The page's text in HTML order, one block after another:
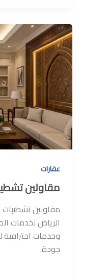
عقارات
مقاولين
مقاولين
الرياض لخدمات
وخدمات
جودة.